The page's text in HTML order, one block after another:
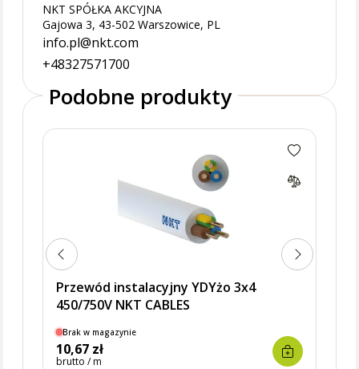
NKT SPÓŁKA AKCYJNA
Gajowa 3, 43-502 Warszowice, PL
info.pl@nkt.com
+48327571700
Podobne produkty
Przewód instalacyjny YDYżo 3x4
450/750V NKT CABLES
Brak w magazynie
10,67 zł
brutto / m